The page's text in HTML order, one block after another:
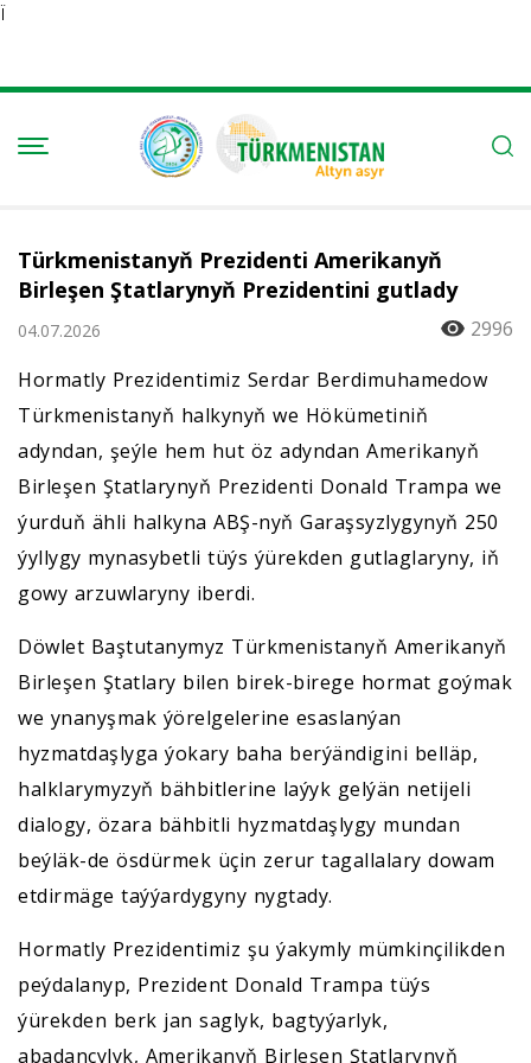
Ï
Türkmenistanyň Prezidenti Amerikanyň
Birleşen Ştatlarynyň Prezidentini gutlady
04.07.2026
2996
Hormatly Prezidentimiz Serdar Berdimuhamedow
Türkmenistanyň halkynyň we Hökümetiniň
adyndan, şeýle hem hut öz adyndan Amerikanyň
Birleşen Ştatlarynyň Prezidenti Donald Trampa we
ýurduň ähli halkyna ABŞ-nyň Garaşsyzlygynyň 250
ýyllygy mynasybetli tüýs ýürekden gutlaglaryny, iň
gowy arzuwlaryny iberdi.
Döwlet Baştutanymyz Türkmenistanyň Amerikanyň
Birleşen Ştatlary bilen birek-birege hormat goýmak
we ynanyşmak ýörelgelerine esaslanýan
hyzmatdaşlyga ýokary baha berýändigini belläp,
halklarymyzyň bähbitlerine laýyk gelýän netijeli
dialogy, özara bähbitli hyzmatdaşlygy mundan
beýläk-de ösdürmek üçin zerur tagallalary dowam
etdirmäge taýýardygyny nygtady.
Hormatly Prezidentimiz şu ýakymly mümkinçilikden
peýdalanyp, Prezident Donald Trampa tüýs
ýürekden berk jan saglyk, bagtyýarlyk,
abadançylyk, Amerikanyň Birleşen Ştatlarynyň